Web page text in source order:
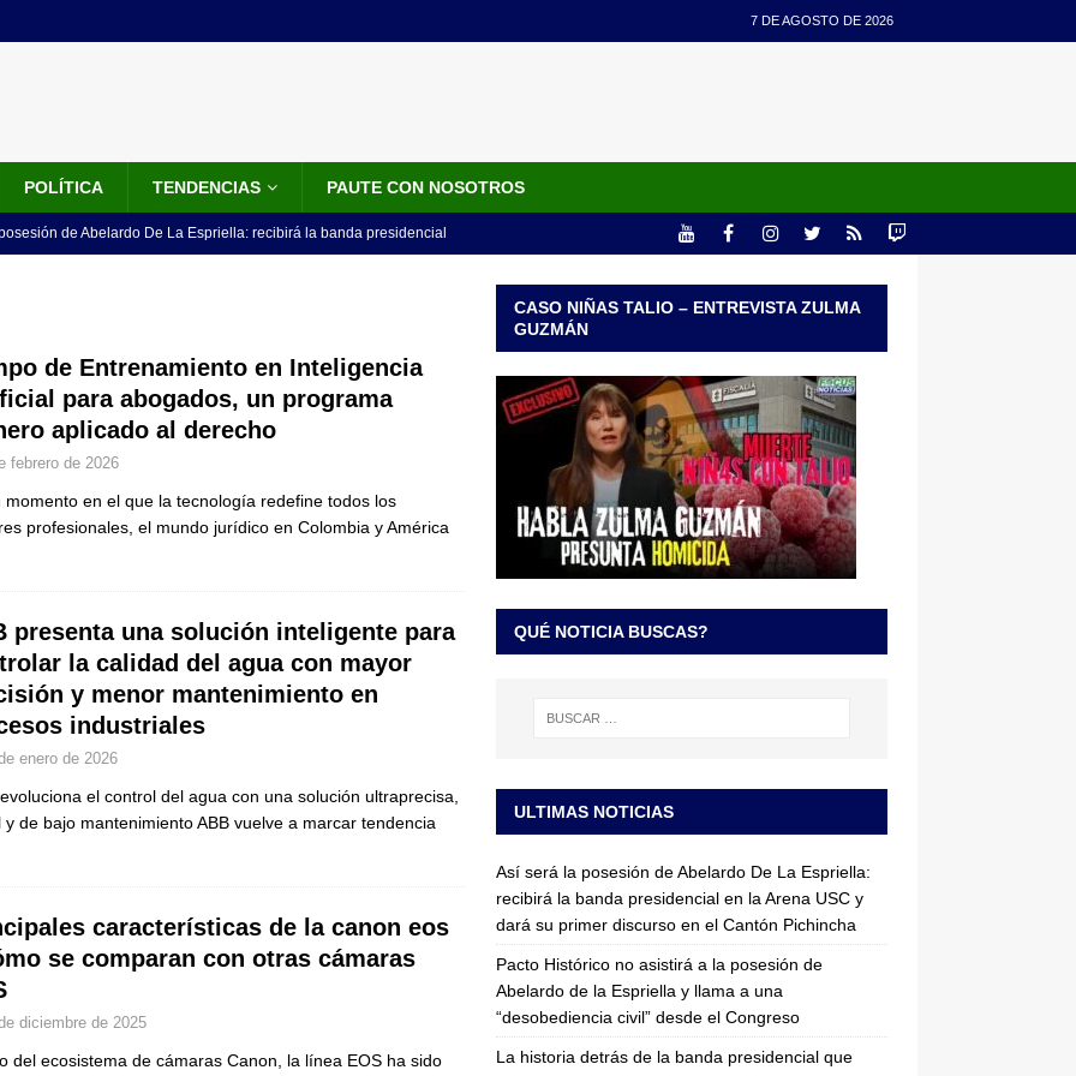
7 DE AGOSTO DE 2026
POLÍTICA TENDENCIAS PAUTE CON NOSOTROS
de Abelardo De La Espriella: recibirá la banda presidencial
LO ÚLTIMO
de la banda presidencial que portará Abelardo De La
de un sastre colombiano reconocido en el mundo
Fiscalía amplía investigación por presunto lavado de activos y
vinculado al entramado empresarial
LO ÚLTIMO
de Entrenamiento en Inteligencia
para abogados, un programa
aplicado al derecho
febrero de 2026
momento en el que la tecnología redefine todos los
profesionales, el mundo jurídico en Colombia y América
presenta una solución inteligente para
la calidad del agua con mayor
y menor mantenimiento en
industriales
enero de 2026
el control del agua con una solución ultraprecisa,
y de bajo mantenimiento ABB vuelve a marcar tendencia
características de la canon eos
se comparan con otras cámaras
diciembre de 2025
del ecosistema de cámaras Canon, la línea EOS ha sido
CASO NIÑAS TALIO – ENTREVISTA ZULMA
GUZMÁN
QUÉ NOTICIA BUSCAS?
ULTIMAS NOTICIAS
Así será la posesión de Abelardo De La Espriella:
recibirá la banda presidencial en la Arena USC y
dará su primer discurso en el Cantón Pichincha
Pacto Histórico no asistirá a la posesión de
Abelardo de la Espriella y llama a una
“desobediencia civil” desde el Congreso
La historia detrás de la banda presidencial que